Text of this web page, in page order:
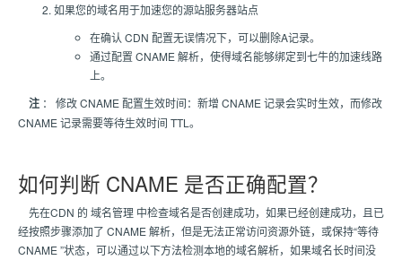
如果您的域名用于加速您的源站服务器站点
在确认 CDN 配置无误情况下，可以删除A记录。
通过配置 CNAME 解析，使得域名能够绑定到七牛的加速线路
上。
注 ： 修改 CNAME 配置生效时间：新增 CNAME 记录会实时生效，而修改
CNAME 记录需要等待生效时间 TTL。
如何判断 CNAME 是否正确配置？
先在CDN 的 域名管理 中检查域名是否创建成功，如果已经创建成功，且已
经按照步骤添加了 CNAME 解析，但是无法正常访问资源外链，或保持“等待
CNAME ”状态，可以通过以下方法检测本地的域名解析，如果域名长时间没